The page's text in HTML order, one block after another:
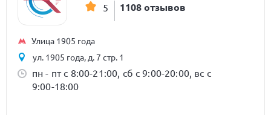
5 1108 отзывов
Улица 1905 года
ул. 1905 года, д. 7 стр. 1
пн - пт с 8:00-21:00, сб с 9:00-20:00, вс с
9:00-18:00